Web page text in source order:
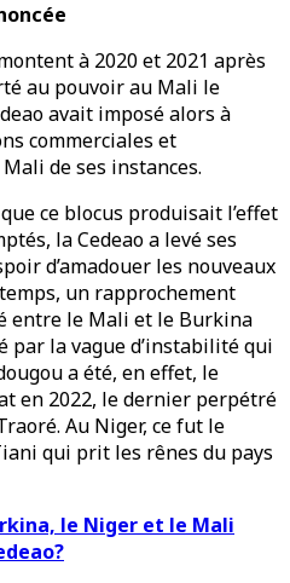
à 2020 et 2021 après
au pouvoir au Mali le
avait imposé alors à
commerciales et
de ses instances.
ce blocus produisait l’effet
la Cedeao a levé ses
d’amadouer les nouveaux
un rapprochement
entre le Mali et le Burkina
par la vague d’instabilité qui
a été, en effet, le
en 2022, le dernier perpétré
Au Niger, ce fut le
qui prit les rênes du pays
le Niger et le Mali